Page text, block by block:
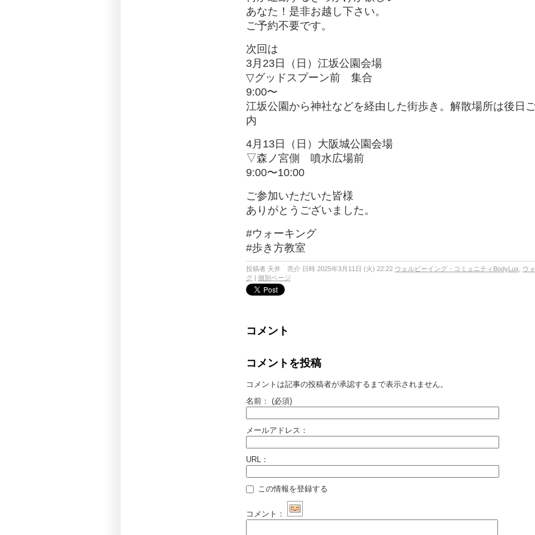
あなた！是非お越し下さい。
ご予約不要です。
次回は
3月23日（日）江坂公園会場
▽グッドスプーン前 集合
9:00〜
江坂公園から神社などを経由した街歩き。解散場所は後日
内
4月13日（日）大阪城公園会場
▽森ノ宮側 噴水広場前
9:00〜10:00
ご参加いただいた皆様
ありがとうございました。
#ウォーキング
#歩き方教室
投稿者 天井 亮介 日時 2025年3月11日 (火) 22:22 ウェルビーイング・コミュニティBodyLux
ウ
グ | 個別ページ
コメント
コメントを投稿
コメントは記事の投稿者が承認するまで表示されません。
名前： (必須)
メールアドレス：
URL：
この情報を登録する
コメント：